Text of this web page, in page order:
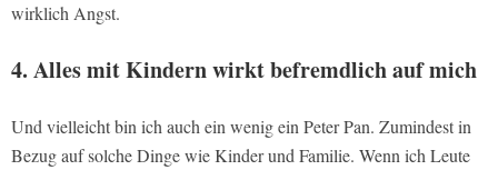
wirklich Angst.
4. Alles mit Kindern wirkt befremdlich auf mich
Und vielleicht bin ich auch ein wenig ein Peter Pan. Zumindest in
Bezug auf solche Dinge wie Kinder und Familie. Wenn ich Leute